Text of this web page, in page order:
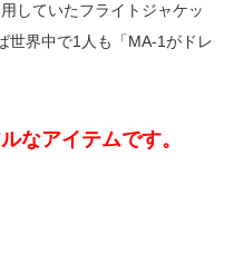
していたフライトジャケッ
世界中で1人も「MA-1がドレ
なアイテムです。